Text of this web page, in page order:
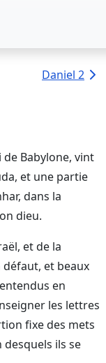
Daniel 2
de Babylone, vint
et une partie
dans la
dieu.
et de la
défaut, et beaux
en
les lettres
fixe des mets
ils se